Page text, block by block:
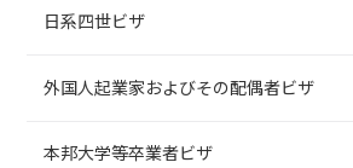
日系四世ビザ
外国人起業家およびその配偶者ビザ
本邦大学等卒業者ビザ